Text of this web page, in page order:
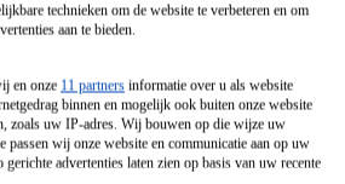
technieken om de website te verbeteren en om
aan te bieden.
en onze 11 partners informatie over u als website
binnen en mogelijk ook buiten onze website
zoals uw IP-adres. Wij bouwen op die wijze uw
wij onze website en communicatie aan op uw
advertenties laten zien op basis van uw recente